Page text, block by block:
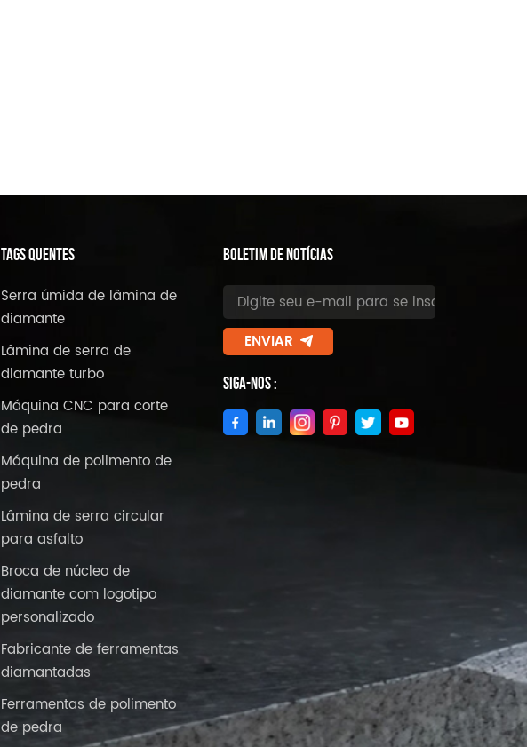
TAGS QUENTES
Serra úmida de lâmina de
diamante
Lâmina de serra de
diamante turbo
Máquina CNC para corte
de pedra
Máquina de polimento de
pedra
Lâmina de serra circular
para asfalto
Broca de núcleo de
diamante com logotipo
personalizado
Fabricante de ferramentas
diamantadas
Ferramentas de polimento
de pedra
BOLETIM DE NOTÍCIAS
ENVIAR
Siga-Nos :